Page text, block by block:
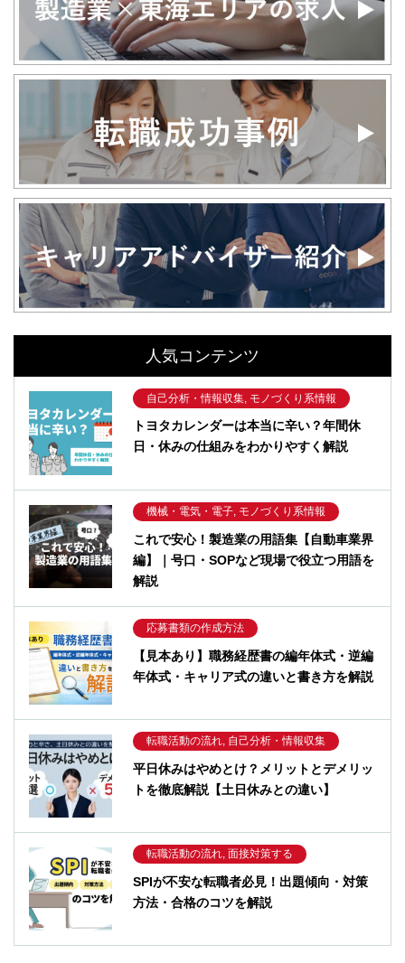
人気コンテンツ
自己分析・情報収集, モノづくり系情報
トヨタカレンダーは本当に辛い？年間休
日・休みの仕組みをわかりやすく解説
機械・電気・電子, モノづくり系情報
これで安心！製造業の用語集【自動車業界
編】｜号口・SOPなど現場で役立つ用語を
解説
応募書類の作成方法
【見本あり】職務経歴書の編年体式・逆編
年体式・キャリア式の違いと書き方を解説
転職活動の流れ, 自己分析・情報収集
平日休みはやめとけ？メリットとデメリッ
トを徹底解説【土日休みとの違い】
転職活動の流れ, 面接対策する
SPIが不安な転職者必見！出題傾向・対策
方法・合格のコツを解説